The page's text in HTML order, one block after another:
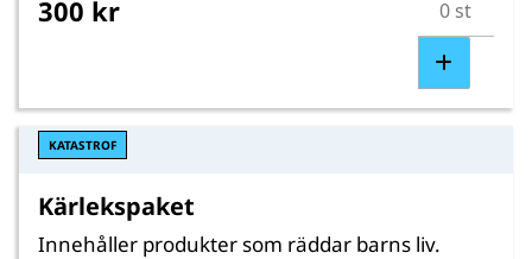
300 kr
KATASTROF
Kärlekspaket
Innehåller produkter som räddar barns liv.